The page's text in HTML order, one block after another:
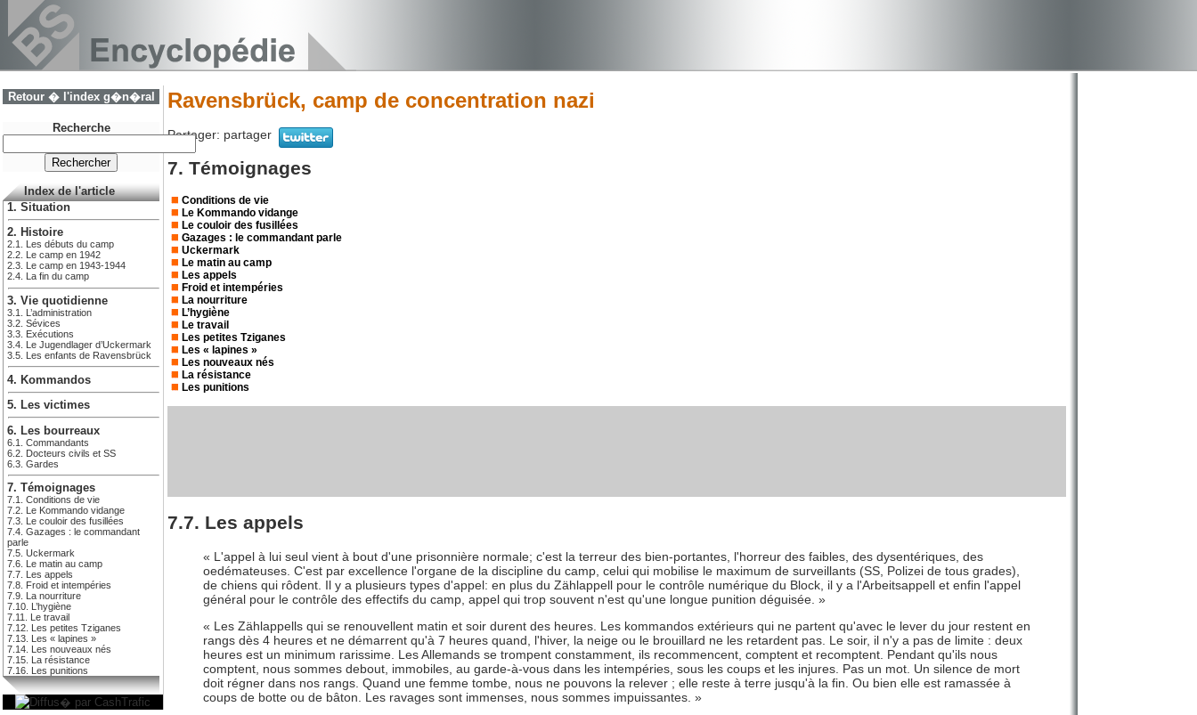
Retour � l'index g�n�ral
Recherche
Index de l'article
1. Situation
2. Histoire
2.1. Les débuts du camp
2.2. Le camp en 1942
2.3. Le camp en 1943-1944
2.4. La fin du camp
3. Vie quotidienne
3.1. L’administration
3.2. Sévices
3.3. Exécutions
3.4. Le Jugendlager d’Uckermark
3.5. Les enfants de Ravensbrück
4. Kommandos
5. Les victimes
6. Les bourreaux
6.1. Commandants
6.2. Docteurs civils et SS
6.3. Gardes
7. Témoignages
7.1. Conditions de vie
7.2. Le Kommando vidange
7.3. Le couloir des fusillées
7.4. Gazages : le commandant
parle
7.5. Uckermark
7.6. Le matin au camp
7.7. Les appels
7.8. Froid et intempéries
7.9. La nourriture
7.10. L’hygiène
7.11. Le travail
7.12. Les petites Tziganes
7.13. Les « lapines »
7.14. Les nouveaux nés
7.15. La résistance
7.16. Les punitions
Ravensbrück, camp de concentration nazi
Partager: partager
7. Témoignages
Conditions de vie
Le Kommando vidange
Le couloir des fusillées
Gazages : le commandant parle
Uckermark
Le matin au camp
Les appels
Froid et intempéries
La nourriture
L’hygiène
Le travail
Les petites Tziganes
Les « lapines »
Les nouveaux nés
La résistance
Les punitions
7.7. Les appels
« L'appel à lui seul vient à bout d'une prisonnière normale; c'est la terreur des bien-portantes, l'horreur des faibles, des dysentériques, des
oedémateuses. C'est par excellence l'organe de la discipline du camp, celui qui mobilise le maximum de surveillants (SS, Polizei de tous grades),
de chiens qui rôdent. Il y a plusieurs types d'appel: en plus du Zählappell pour le contrôle numérique du Block, il y a l'Arbeitsappell et enfin l'appel
général pour le contrôle des effectifs du camp, appel qui trop souvent n'est qu'une longue punition déguisée. »
« Les Zählappells qui se renouvellent matin et soir durent des heures. Les kommandos extérieurs qui ne partent qu'avec le lever du jour restent en
rangs dès 4 heures et ne démarrent qu'à 7 heures quand, l'hiver, la neige ou le brouillard ne les retardent pas. Le soir, il n'y a pas de limite : deux
heures est un minimum rarissime. Les Allemands se trompent constamment, ils recommencent, comptent et recomptent. Pendant qu'ils nous
comptent, nous sommes debout, immobiles, au garde-à-vous dans les intempéries, sous les coups et les injures. Pas un mot. Un silence de mort
doit régner dans nos rangs. Quand une femme tombe, nous ne pouvons la relever ; elle reste à terre jusqu'à la fin. Ou bien elle est ramassée à
coups de botte ou de bâton. Les ravages sont immenses, nous sommes impuissantes. »